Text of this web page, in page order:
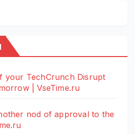
your TechCrunch Disrupt
| VseTime.ru
nod of approval to the